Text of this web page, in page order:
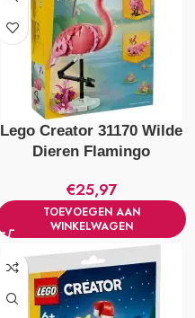
Lego Creator 31170 Wilde
Dieren Flamingo
€25,97
TOEVOEGEN AAN
WINKELWAGEN